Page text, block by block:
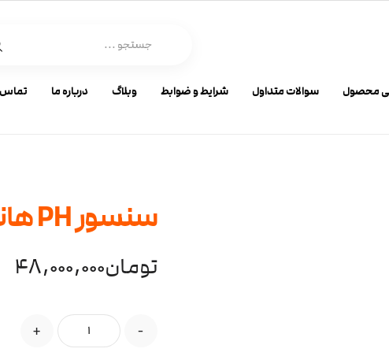
محصول سوالات متداول شرایط و ضوابط وبلاگ درباره ما تماس
سنسور PH هانا مدل HI1001 آکو افرا
تومان48,000,000
-
+